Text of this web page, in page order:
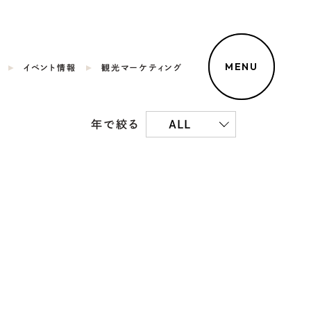
MENU
イベント情報 観光マーケティング
年で絞る ALL